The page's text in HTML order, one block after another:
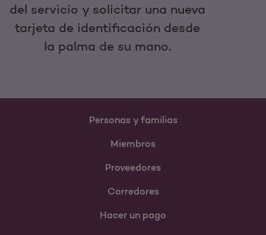
del servicio y solicitar una nueva
tarjeta de identificación desde
la palma de su mano.
Personas y familias
Miembros
Proveedores
Corredores
Hacer un pago